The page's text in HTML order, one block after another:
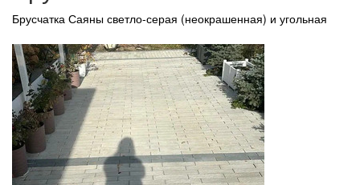
Брусчатка Саяны светло-серая (неокрашенная) и угольная